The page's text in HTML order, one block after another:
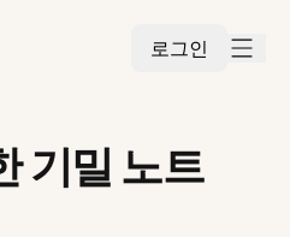
로그인
기밀 노트